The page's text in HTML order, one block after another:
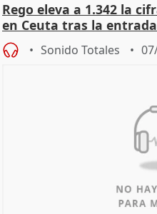
Rego eleva a 1.342 la
en Ceuta tras la
Sonido Totales